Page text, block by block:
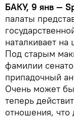
БАКУ, 9 янв —
палаты
наталкивает
Под старым
фамилии
припадочный
Очень может
теперь
отношения, что